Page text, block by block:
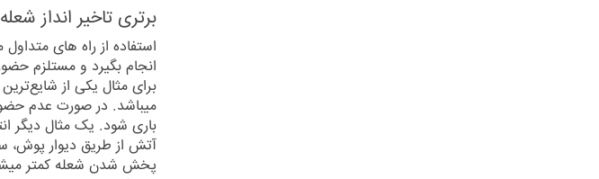
برتری تاخیر انداز شعله
استفاده از راه های
انجام بگیرد و مستلزم
برای مثال یکی از
میباشد. در صورت عدم
باری شود. یک مثال دیگر
آتش از طریق دیوار پوش،
پخش شدن شعله کمتر